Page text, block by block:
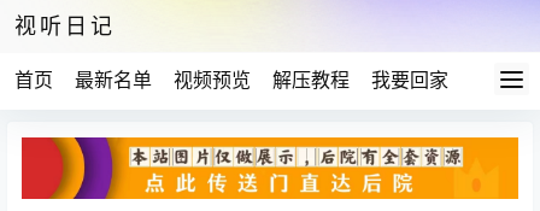
视听日记
首页 最新名单 视频预览 解压教程 我要回家